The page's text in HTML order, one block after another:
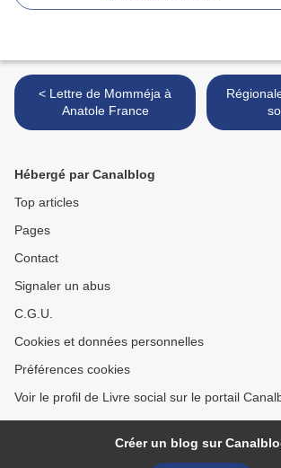
< Lettre de Momméja à
Anatole France
Hébergé par Canalblog
Top articles
Pages
Contact
Signaler un abus
C.G.U.
Cookies et données personnelles
Préférences cookies
Voir le profil de Livre social sur le portail
Créer un blog sur